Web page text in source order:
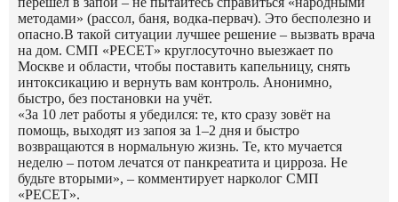
методами» (рассол, баня, водка-первач). Это бесполезно и
опасно.В такой ситуации лучшее решение – вызвать врача
на дом. СМП «РЕСЕТ» круглосуточно выезжает по
Москве и области, чтобы поставить капельницу, снять
интоксикацию и вернуть вам контроль. Анонимно,
быстро, без постановки на учёт.
«За 10 лет работы я убедился: те, кто сразу зовёт на
помощь, выходят из запоя за 1–2 дня и быстро
возвращаются в нормальную жизнь. Те, кто мучается
неделю – потом лечатся от панкреатита и цирроза. Не
будьте вторыми», – комментирует нарколог СМП
«РЕСЕТ».